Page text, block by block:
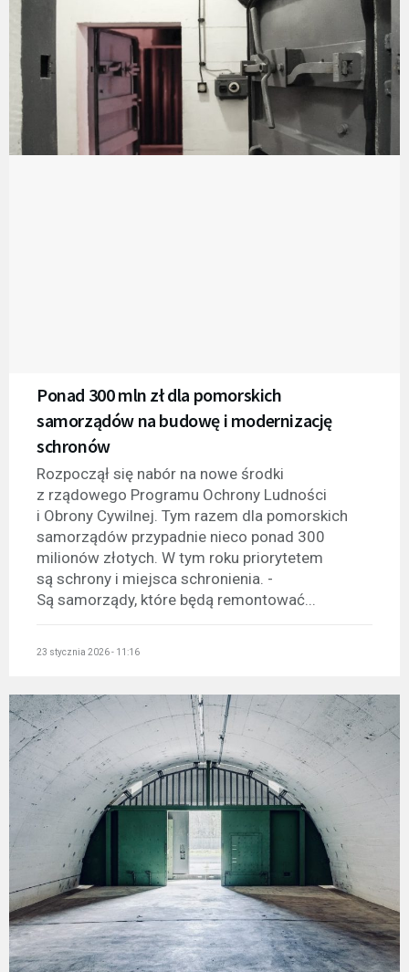
Ponad 300 mln zł dla pomorskich
samorządów na budowę i modernizację
schronów
Rozpoczął się nabór na nowe środki
z rządowego Programu Ochrony Ludności
i Obrony Cywilnej. Tym razem dla pomorskich
samorządów przypadnie nieco ponad 300
milionów złotych. W tym roku priorytetem
są schrony i miejsca schronienia. -
Są samorządy, które będą remontować...
23 stycznia 2026 - 11:16